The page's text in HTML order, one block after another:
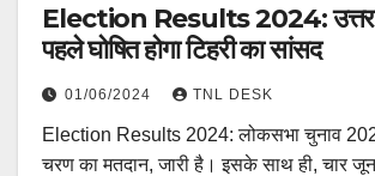
Election Results 2024:
पहले घोषित होगा टिहरी का सांसद
01/06/2024 TNL DESK
Election Results 2024: लोकसभा चुनाव
चरण का मतदान, जारी है। इसके साथ ही, चार